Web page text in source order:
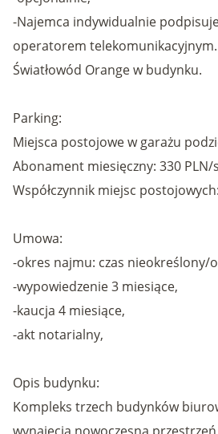
-Najemca indywidualnie
operatorem telekomunikacyjnym.
Światłowód Orange w budynku.
Parking:
Miejsca postojowe w garażu
Abonament miesięczny: 330
Współczynnik miejsc
Umowa:
-okres najmu: czas nieokreślony/
-wypowiedzenie 3 miesiące,
-kaucja 4 miesiące,
-akt notarialny,
Opis budynku:
Kompleks trzech budynków